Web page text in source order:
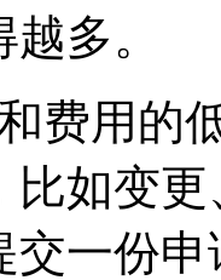
多。
费用的
比如变
交一份